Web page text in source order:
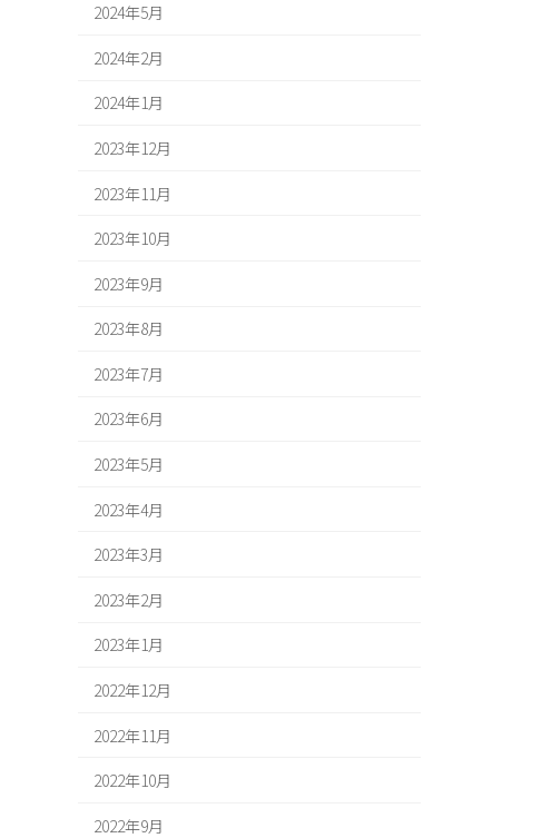
2024年5月
2024年2月
2024年1月
2023年12月
2023年11月
2023年10月
2023年9月
2023年8月
2023年7月
2023年6月
2023年5月
2023年4月
2023年3月
2023年2月
2023年1月
2022年12月
2022年11月
2022年10月
2022年9月